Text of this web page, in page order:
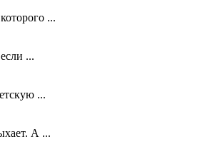
...
...
...
А ...